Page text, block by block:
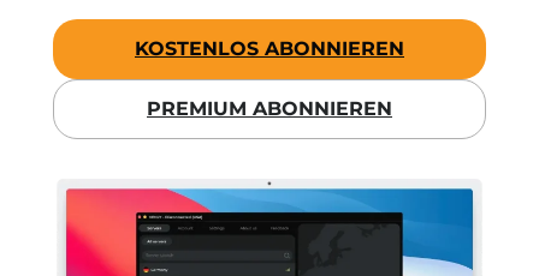
KOSTENLOS ABONNIEREN
PREMIUM ABONNIEREN